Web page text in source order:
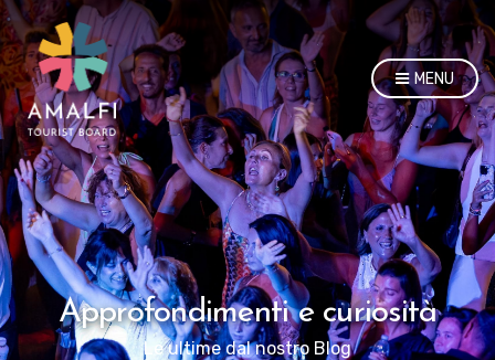
MENU
Approfondimenti e curiosità
Le ultime dal nostro Blog